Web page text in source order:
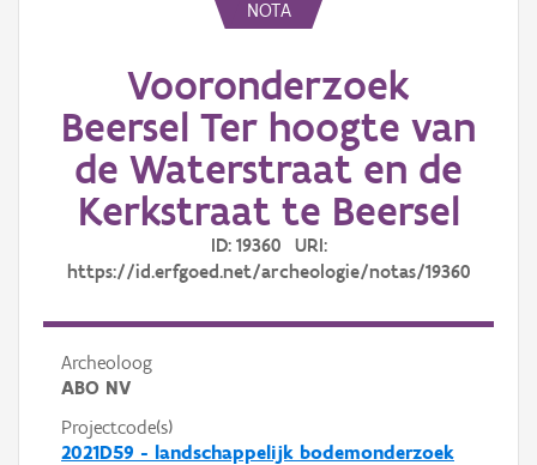
NOTA
Vooronderzoek
Beersel Ter hoogte van
de Waterstraat en de
Kerkstraat te Beersel
ID: 19360 URI:
https://id.erfgoed.net/archeologie/notas/19360
Archeoloog
ABO NV
Projectcode(s)
2021D59 - landschappelijk bodemonderzoek